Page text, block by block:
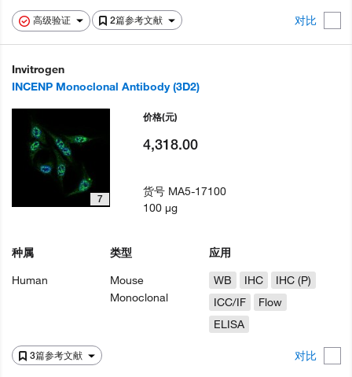
高级验证 2篇参考文献 对比
Invitrogen
INCENP Monoclonal Antibody (3D2)
3篇参考文献 对比
7
种属
Human
类型
Mouse
Monoclonal
应用
WB
IHC
IHC (P)
ICC/IF
Flow
ELISA
价格(元)
4,318.00
货号 MA5-17100
100 µg